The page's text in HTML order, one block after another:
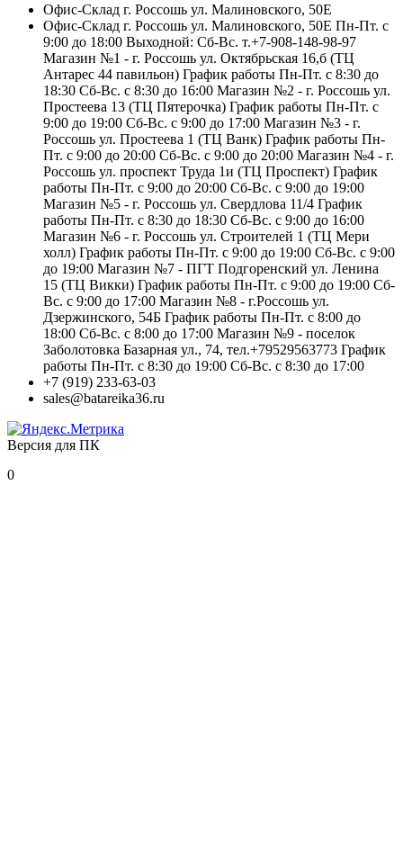
Офис-Склад г. Россошь ул. Малиновского, 50Е
Офис-Склад г. Россошь ул. Малиновского, 50Е Пн-Пт. с
9:00 до 18:00 Выходной: Сб-Вс. т.+7-908-148-98-97
Магазин №1 - г. Россошь ул. Октябрьская 16,б (ТЦ
Антарес 44 павильон) График работы Пн-Пт. с 8:30 до
18:30 Сб-Вс. с 8:30 до 16:00 Магазин №2 - г. Россошь ул.
Простеева 13 (ТЦ Пятерочка) График работы Пн-Пт. с
9:00 до 19:00 Сб-Вс. с 9:00 до 17:00 Магазин №3 - г.
Россошь ул. Простеева 1 (ТЦ Ванк) График работы Пн-
Пт. с 9:00 до 20:00 Сб-Вс. с 9:00 до 20:00 Магазин №4 - г.
Россошь ул. проспект Труда 1и (ТЦ Проспект) График
работы Пн-Пт. с 9:00 до 20:00 Сб-Вс. с 9:00 до 19:00
Магазин №5 - г. Россошь ул. Свердлова 11/4 График
работы Пн-Пт. с 8:30 до 18:30 Сб-Вс. с 9:00 до 16:00
Магазин №6 - г. Россошь ул. Строителей 1 (ТЦ Мери
холл) График работы Пн-Пт. с 9:00 до 19:00 Сб-Вс. с 9:00
до 19:00 Магазин №7 - ПГТ Подгоренский ул. Ленина
15 (ТЦ Викки) График работы Пн-Пт. с 9:00 до 19:00 Сб-
Вс. с 9:00 до 17:00 Магазин №8 - г.Россошь ул.
Дзержинского, 54Б График работы Пн-Пт. с 8:00 до
18:00 Сб-Вс. с 8:00 до 17:00 Магазин №9 - поселок
Заболотовка Базарная ул., 74, тел.+79529563773 График
работы Пн-Пт. с 8:30 до 19:00 Сб-Вс. с 8:30 до 17:00
+7 (919) 233-63-03
sales@batareika36.ru
Версия для ПК
0